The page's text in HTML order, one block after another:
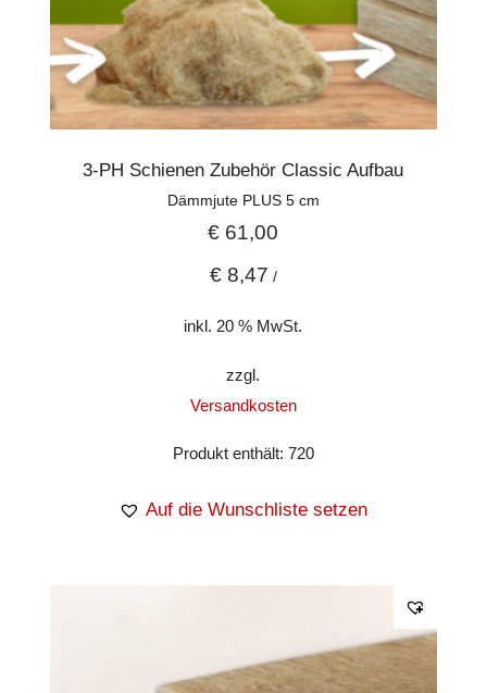
3-PH Schienen Zubehör Classic Aufbau
Dämmjute PLUS 5 cm
€ 61,00
€8,47 /
inkl. 20 % MwSt.
zzgl.
Versandkosten
Produkt enthält: 720
Auf die Wunschliste setzen